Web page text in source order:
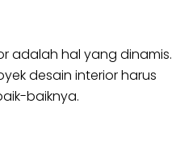
adalah hal yang dinamis.
desain interior harus
baiknya.